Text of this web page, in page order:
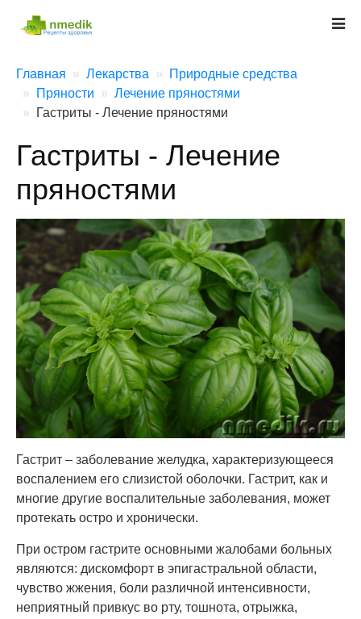
Главная Лекарства
Природные средства
Пряности
Лечение пряностями
Гастриты - Лечение пряностями
Гастриты - Лечение
пряностями
Гастрит – заболевание желудка, характеризующееся
воспалением его слизистой оболочки. Гастрит, как и
многие другие воспалительные заболевания, может
протекать остро и хронически.
При остром гастрите основными жалобами больных
являются: дискомфорт в эпигастральной области,
чувство жжения, боли различной интенсивности,
неприятный привкус во рту, тошнота, отрыжка,